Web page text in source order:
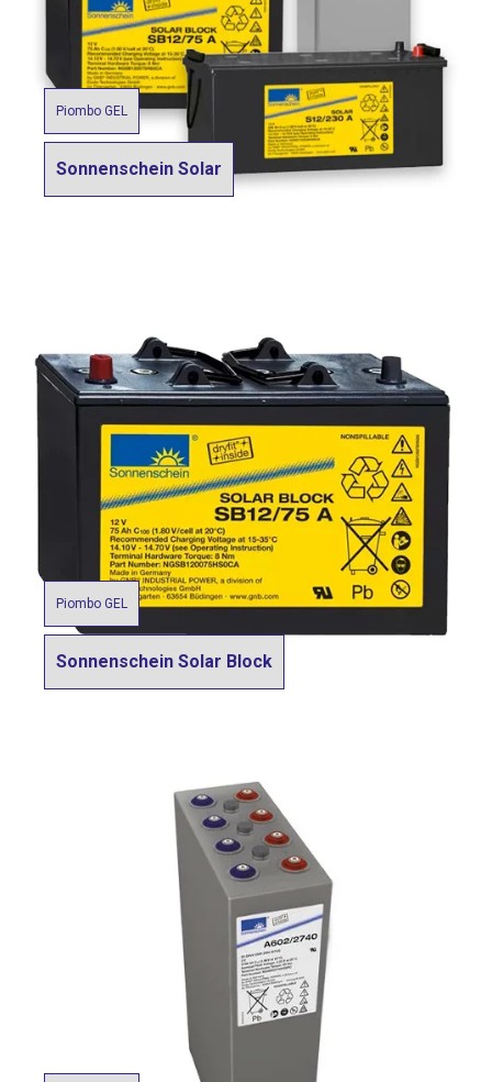
Piombo GEL
Sonnenschein Solar
Piombo GEL
Sonnenschein Solar Block